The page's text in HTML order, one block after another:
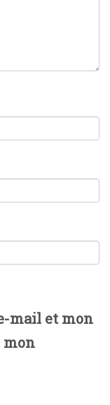
mail et mon
mon